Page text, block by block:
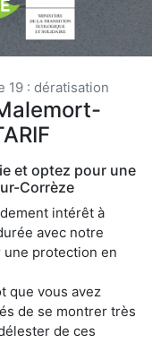
19 : dératisation
et optez pour une
Corrèze
intérêt à
avec notre
protection en
que vous avez
de se montrer très
de ces